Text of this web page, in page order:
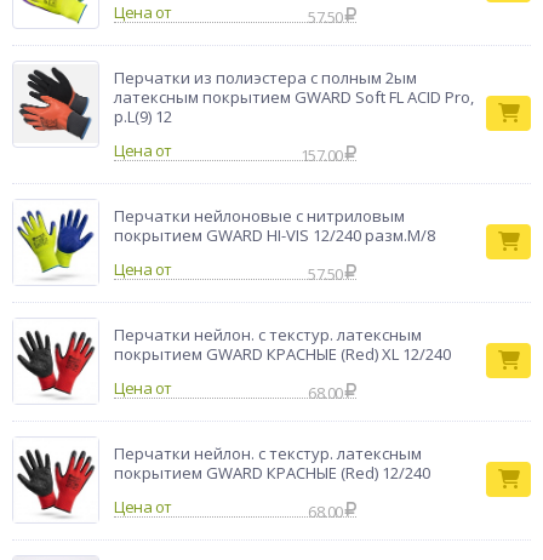
Цена от
57.50
Перчатки из полиэстера с полным 2ым
латексным покрытием GWARD Soft FL ACID Pro,
р.L(9) 12
Цена от
157.00
Перчатки нейлоновые с нитриловым
покрытием GWARD HI-VIS 12/240 разм.M/8
Цена от
57.50
Перчатки нейлон. с текстур. латексным
покрытием GWARD КРАСНЫЕ (Red) XL 12/240
Цена от
68.00
Перчатки нейлон. с текстур. латексным
покрытием GWARD КРАСНЫЕ (Red) 12/240
Цена от
68.00